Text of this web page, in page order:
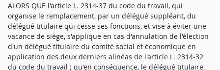
ALORS QUE l'article L. 2314-37 du code du travail, qui
organise le remplacement, par un délégué suppléant, du
délégué titulaire qui cesse ses fonctions, et vise à éviter une
vacance de siège, s'applique en cas d'annulation de l'élection
d'un délégué titulaire du comité social et économique en
application des deux derniers alinéas de l'article L. 2314-32
du code du travail ; qu'en conséquence, le délégué titulaire,